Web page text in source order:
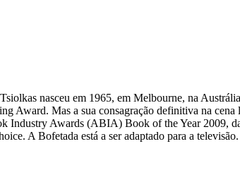
nasceu em 1965, em Melbourne, na
Award. Mas a sua consagração definitiva na
Industry Awards (ABIA) Book of the Year
A Bofetada está a ser adaptado para a televisão.